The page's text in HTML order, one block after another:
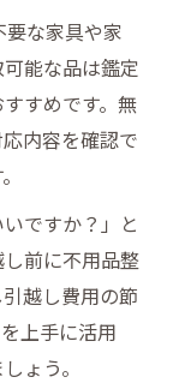
心感を得る
を見極める
収業者を
な手順
相談くださ
み前に整
な家具や家
能な品は鑑定
すめです。無
内容を確認で
ですか？」と
前に不用品整
越し費用の節
上手に活用
ょう。